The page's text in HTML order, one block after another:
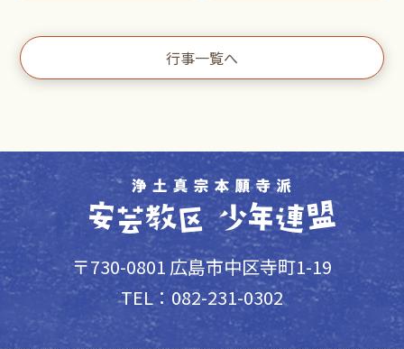
行事一覧へ
〒730-0801 広島市中区寺町1-19
TEL：082-231-0302